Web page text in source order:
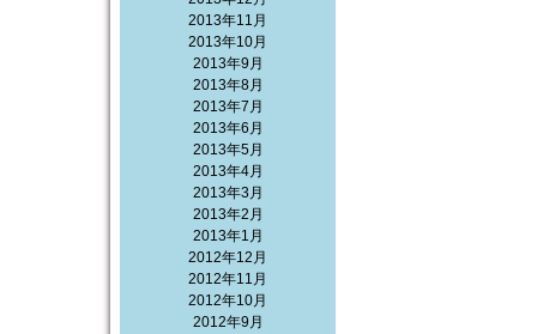
2013年11月
2013年10月
2013年9月
2013年8月
2013年7月
2013年6月
2013年5月
2013年4月
2013年3月
2013年2月
2013年1月
2012年12月
2012年11月
2012年10月
2012年9月